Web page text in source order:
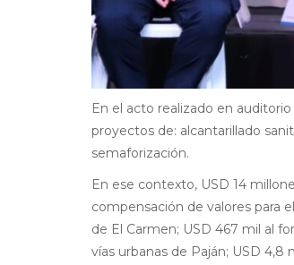
En el acto realizado en
proyectos de: alcantarillado
semaforización.
En ese contexto, USD 14
compensación de valores para
de El Carmen; USD 467 mil al
vías urbanas de Paján; USD